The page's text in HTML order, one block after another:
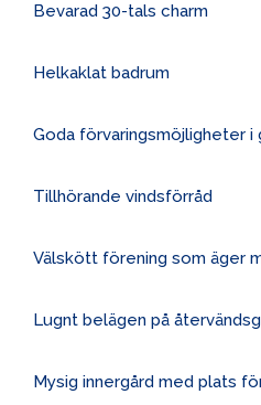
Bevarad 30-tals charm
Helkaklat badrum
Goda förvaringsmöjligheter i
Tillhörande vindsförråd
Välskött förening som äger
Lugnt belägen på
Mysig innergård med plats